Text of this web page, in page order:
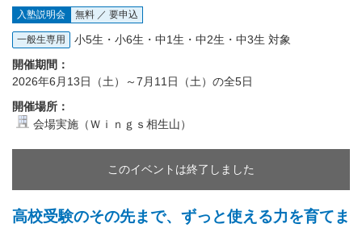
入塾説明会 無料 ／ 要申込
一般生専用
小5生・小6生・中1生・中2生・中3生 対象
開催期間：
2026年6月13日（土）～7月11日（土）の全5日
開催場所：
会場実施（Ｗｉｎｇｓ相生山）
このイベントは終了しました
高校受験のその先まで、ずっと使える力を育てま